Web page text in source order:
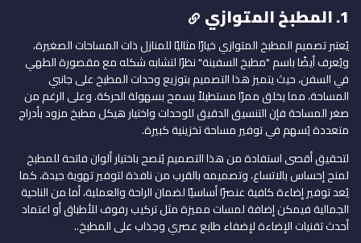
1. المطبخ المتوازي
يُعتبر تصميم المطبخ المتوازي خيارًا مثاليًا للمنازل ذات المساحات الصغيرة،
ويُعرف أيضًا باسم "مطبخ السفينة" نظرًا لتشابه شكله مع مقصورة الطهي
في السفن، حيث يتميز هذا التصميم بتوزيع وحدات المطبخ على جانبي
المساحة، مما يخلق ممرًا مستطيلاً يسمح بسهولة الحركة. وعلى الرغم من
صغر المساحة فإن التنسيق الدقيق للوحدات واختيار هيكل مطبخ مزود بأدراج
متعددة يُسهم في توفير مساحة تخزينية كبيرة.
لتحقيق أقصى استفادة من هذا التصميم يُنصح باختيار ألوان فاتحة للمطبخ
لمنح إحساس بالاتساع، وتصميمه بالقرب من نافذة لتوفير تهوية جيدة، كما
يُعد توفير إضاءة كافية عنصرًا أساسيًا لضمان الراحة والعملية، أما من الناحية
الجمالية فيمكن إضافة لمسات مميزة مثل تركيب رفوف للأطباق أو اعتماد
أحدث تقنيات الإضاءة لإضفاء طابع عصري وجذاب على المطبخ..